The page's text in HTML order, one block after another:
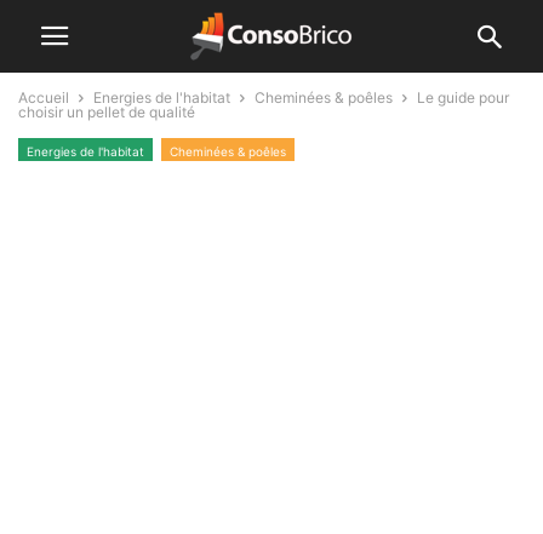
Accueil Energies de l'habitat Cheminées & poêles
Le guide pour
choisir un pellet de qualité
Energies de l'habitat Cheminées & poêles